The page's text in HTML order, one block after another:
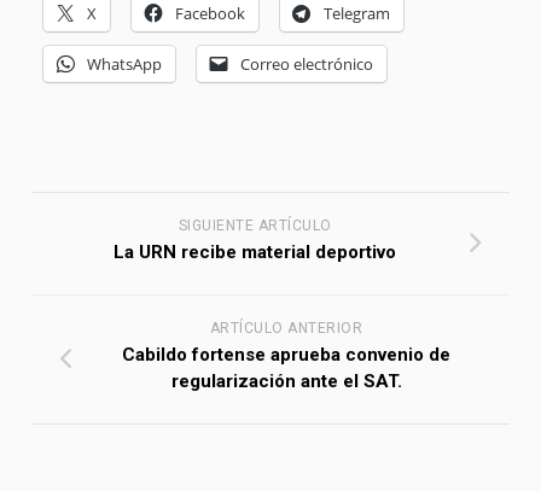
X Facebook Telegram
WhatsApp Correo electrónico
SIGUIENTE ARTÍCULO
La URN recibe material deportivo
ARTÍCULO ANTERIOR
Cabildo fortense aprueba convenio de
regularización ante el SAT.